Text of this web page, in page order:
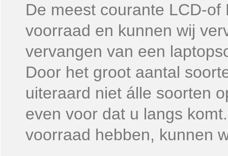
De meest courante LCD-
voorraad en kunnen wij
vervangen van een
Door het groot aantal
uiteraard niet álle soorten
even voor dat u langs
voorraad hebben, kunnen